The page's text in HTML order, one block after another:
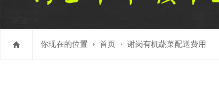
你现在的位置 首页 谢岗有机蔬菜配送费用